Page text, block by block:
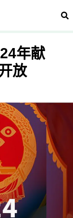
搜
年献
放